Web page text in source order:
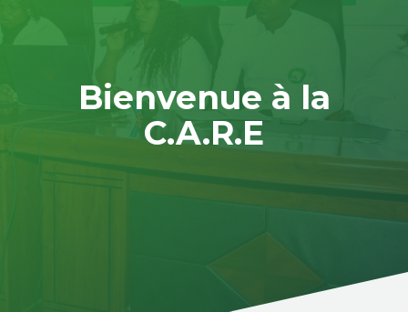
Bienvenue à la
C.A.R.E